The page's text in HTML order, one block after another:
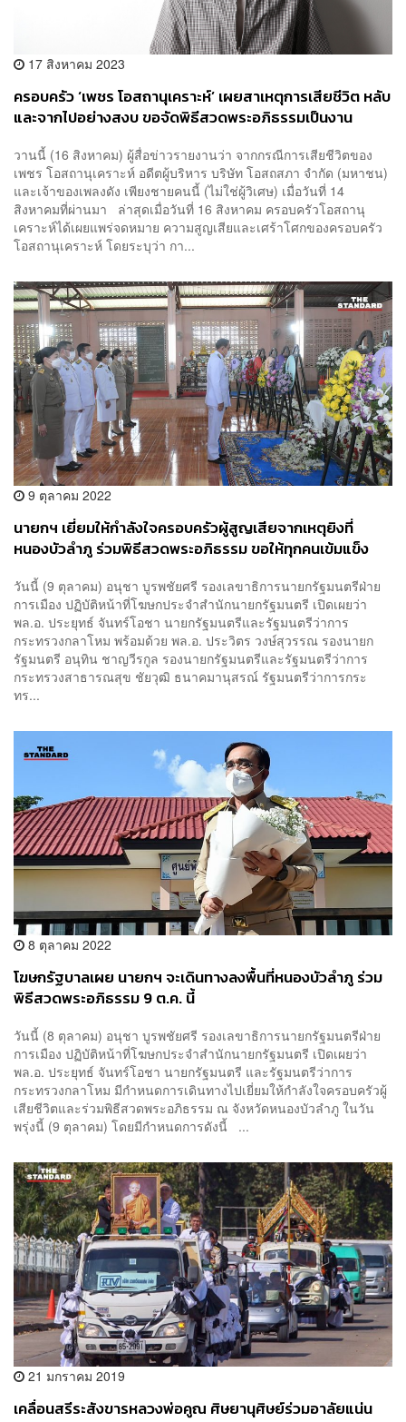
17 สิงหาคม 2023
ครอบครัว ‘เพชร โอสถานุเคราะห์’ เผยสาเหตุการเสียชีวิต หลับ
และจากไปอย่างสงบ ขอจัดพิธีสวดพระอภิธรรมเป็นงาน
วานนี้ (16 สิงหาคม) ผู้สื่อข่าวรายงานว่า จากกรณีการเสียชีวิตของ
เพชร โอสถานุเคราะห์ อดีตผู้บริหาร บริษัท โอสถสภา จำกัด (มหาชน)
และเจ้าของเพลงดัง เพียงชายคนนี้ (ไม่ใช่ผู้วิเศษ) เมื่อวันที่ 14
สิงหาคมที่ผ่านมา ล่าสุดเมื่อวันที่ 16 สิงหาคม ครอบครัวโอสถานุ
เคราะห์ได้เผยแพร่จดหมาย ความสูญเสียและเศร้าโศกของครอบครัว
โอสถานุเคราะห์ โดยระบุว่า กา...
9 ตุลาคม 2022
นายกฯ เยี่ยมให้กำลังใจครอบครัวผู้สูญเสียจากเหตุยิงที่
หนองบัวลำภู ร่วมพิธีสวดพระอภิธรรม ขอให้ทุกคนเข้มแข็ง
วันนี้ (9 ตุลาคม) อนุชา บูรพชัยศรี รองเลขาธิการนายกรัฐมนตรีฝ่าย
การเมือง ปฏิบัติหน้าที่โฆษกประจำสำนักนายกรัฐมนตรี เปิดเผยว่า
พล.อ. ประยุทธ์ จันทร์โอชา นายกรัฐมนตรีและรัฐมนตรีว่าการ
กระทรวงกลาโหม พร้อมด้วย พล.อ. ประวิตร วงษ์สุวรรณ รองนายก
รัฐมนตรี อนุทิน ชาญวีรกูล รองนายกรัฐมนตรีและรัฐมนตรีว่าการ
กระทรวงสาธารณสุข ชัยวุฒิ ธนาคมานุสรณ์ รัฐมนตรีว่าการกระ
ทร...
8 ตุลาคม 2022
โฆษกรัฐบาลเผย นายกฯ จะเดินทางลงพื้นที่หนองบัวลำภู ร่วม
พิธีสวดพระอภิธรรม 9 ต.ค. นี้
วันนี้ (8 ตุลาคม) อนุชา บูรพชัยศรี รองเลขาธิการนายกรัฐมนตรีฝ่าย
การเมือง ปฏิบัติหน้าที่โฆษกประจำสำนักนายกรัฐมนตรี เปิดเผยว่า
พล.อ. ประยุทธ์ จันทร์โอชา นายกรัฐมนตรี และรัฐมนตรีว่าการ
กระทรวงกลาโหม มีกำหนดการเดินทางไปเยี่ยมให้กำลังใจครอบครัวผู้
เสียชีวิตและร่วมพิธีสวดพระอภิธรรม ณ จังหวัดหนองบัวลำภู ในวัน
พรุ่งนี้ (9 ตุลาคม) โดยมีกำหนดการดังนี้ ...
21 มกราคม 2019
เคลื่อนสรีระสังขารหลวงพ่อคูณ ศิษยานุศิษย์ร่วมอาลัยแน่น